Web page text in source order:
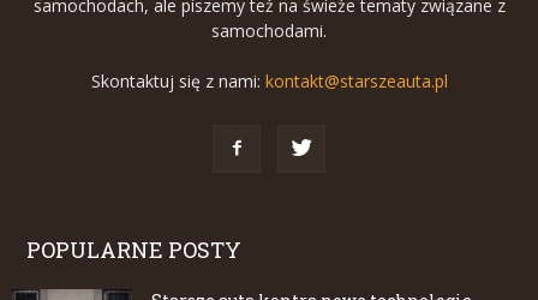
samochodach, ale piszemy też na świeże tematy związane z
samochodami.
Skontaktuj się z nami: kontakt@starszeauta.pl
POPULARNE POSTY